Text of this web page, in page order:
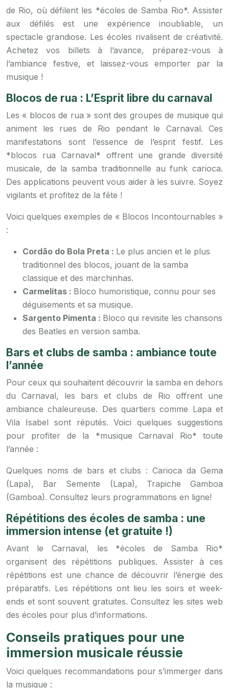
de Rio, où défilent les *écoles de Samba Rio*. Assister
aux défilés est une expérience inoubliable, un
spectacle grandiose. Les écoles rivalisent de créativité.
Achetez vos billets à l’avance, préparez-vous à
l’ambiance festive, et laissez-vous emporter par la
musique !
Blocos de rua : L’Esprit libre du carnaval
Les « blocos de rua » sont des groupes de musique qui
animent les rues de Rio pendant le Carnaval. Ces
manifestations sont l’essence de l’esprit festif. Les
*blocos rua Carnaval* offrent une grande diversité
musicale, de la samba traditionnelle au funk carioca.
Des applications peuvent vous aider à les suivre. Soyez
vigilants et profitez de la fête !
Voici quelques exemples de « Blocos Incontournables »
:
Cordão do Bola Preta : Le plus ancien et le plus
traditionnel des blocos, jouant de la samba
classique et des marchinhas.
Carmelitas : Bloco humoristique, connu pour ses
déguisements et sa musique.
Sargento Pimenta : Bloco qui revisite les chansons
des Beatles en version samba.
Bars et clubs de samba : ambiance toute
l’année
Pour ceux qui souhaitent découvrir la samba en dehors
du Carnaval, les bars et clubs de Rio offrent une
ambiance chaleureuse. Des quartiers comme Lapa et
Vila Isabel sont réputés. Voici quelques suggestions
pour profiter de la *musique Carnaval Rio* toute
l’année :
Quelques noms de bars et clubs : Carioca da Gema
(Lapa), Bar Semente (Lapa), Trapiche Gamboa
(Gamboa). Consultez leurs programmations en ligne!
Répétitions des écoles de samba : une
immersion intense (et gratuite !)
Avant le Carnaval, les *écoles de Samba Rio*
organisent des répétitions publiques. Assister à ces
répétitions est une chance de découvrir l’énergie des
préparatifs. Les répétitions ont lieu les soirs et week-
ends et sont souvent gratuites. Consultez les sites web
des écoles pour plus d’informations.
Conseils pratiques pour une
immersion musicale réussie
Voici quelques recommandations pour s’immerger dans
la musique :